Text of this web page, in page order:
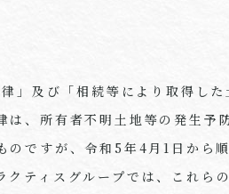
」及び「相続等により取得し
、所有者不明土地等の発生予
のですが、令和5年 4 月 1 日から
ティスグループでは、これら